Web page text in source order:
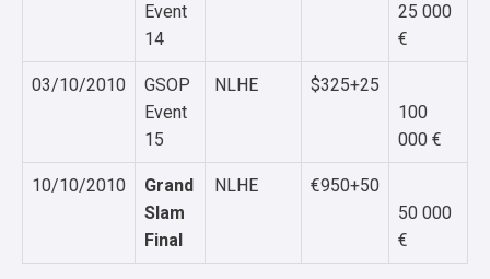
Event
14
25 000
€
03/10/2010
GSOP
Event
15
NLHE
$325+25
100
000 €
10/10/2010
Grand
Slam
Final
NLHE
€950+50
50 000
€